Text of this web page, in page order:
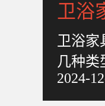
卫浴
卫浴家
几种类
组成。
2024-